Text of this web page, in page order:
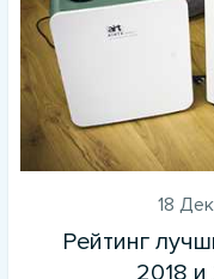
18
Рейтинг
2018 и